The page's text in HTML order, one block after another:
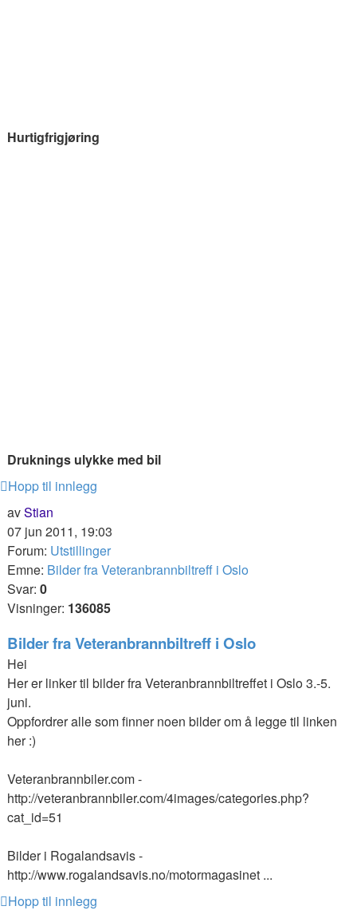
Hurtigfrigjøring
Druknings ulykke med bil
Hopp til innlegg
avStian
07 jun 2011, 19:03
Forum: Utstillinger
Emne: Bilder fra Veteranbrannbiltreff i Oslo
Svar: 0
Visninger: 136085
Bilder fra Veteranbrannbiltreff i Oslo
Hei
Her er linker til bilder fra Veteranbrannbiltreffet i Oslo 3.-5.
juni.
Oppfordrer alle som finner noen bilder om å legge til linken
her :)
Veteranbrannbiler.com -
http://veteranbrannbiler.com/4images/categories.php?
cat_id=51
Bilder i Rogalandsavis -
http://www.rogalandsavis.no/motormagasinet ...
Hopp til innlegg